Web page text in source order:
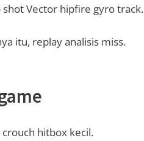
shot Vector hipfire gyro track.
itu, replay analisis miss.
hitbox kecil.